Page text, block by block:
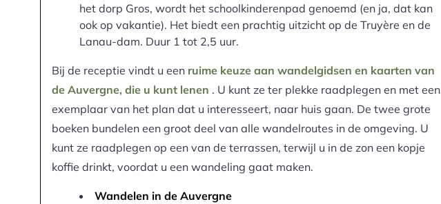
het dorp Gros, wordt het schoolkinderenpad genoemd (en ja, dat kan
ook op vakantie). Het biedt een prachtig uitzicht op de Truyère en de
Lanau-dam. Duur 1 tot 2,5 uur.
Bij de receptie vindt u een ruime keuze aan wandelgidsen en kaarten van
de Auvergne, die u kunt lenen . U kunt ze ter plekke raadplegen en met een
exemplaar van het plan dat u interesseert, naar huis gaan. De twee grote
boeken bundelen een groot deel van alle wandelroutes in de omgeving. U
kunt ze raadplegen op een van de terrassen, terwijl u in de zon een kopje
koffie drinkt, voordat u een wandeling gaat maken.
Wandelen in de Auvergne